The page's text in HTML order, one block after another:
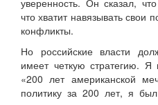
уверенность. Он сказал,
что хватит навязывать свои
конфликты.
Но российские власти
имеет четкую стратегию.
«200 лет американской
политику за 200 лет, я